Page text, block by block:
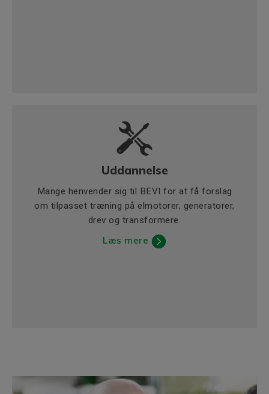
Uddannelse
Mange henvender sig til BEVI for at få forslag
om tilpasset træning på elmotorer, generatorer,
drev og transformere.
Læs mere